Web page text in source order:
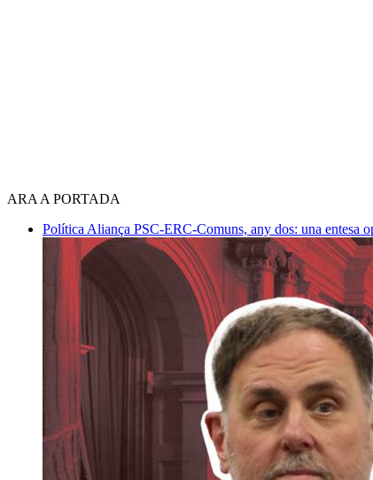
ARA A PORTADA
Política Aliança PSC-ERC-Comuns, any dos: una entesa